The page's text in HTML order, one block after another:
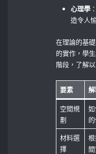
心理學
造令人
在理論的基
的實作，學
階段，了解
要素
空間規
劃
材料選
擇